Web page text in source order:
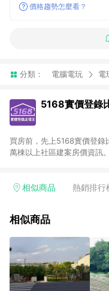
價格趨勢怎麼看？
分類： 電腦電玩 電
5168實價登錄
買房前，先上5168實價登
萬棟以上社區建案房價資訊
器人，24小時在線查。
相似商品 熱銷排行
相似商品